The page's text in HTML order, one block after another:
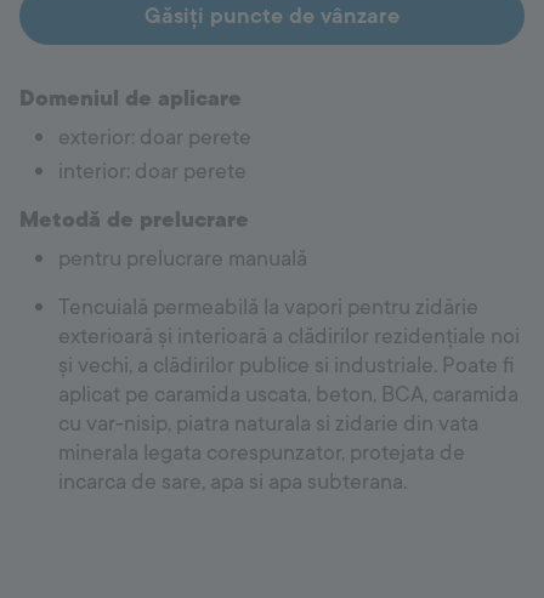
Găsiți puncte de vânzare
Domeniul de aplicare
exterior: doar perete
interior: doar perete
Metodă de prelucrare
pentru prelucrare manuală
Tencuială permeabilă la vapori pentru zidărie
exterioară și interioară a clădirilor rezidențiale noi
și vechi, a clădirilor publice si industriale. Poate fi
aplicat pe caramida uscata, beton, BCA, caramida
cu var-nisip, piatra naturala si zidarie din vata
minerala legata corespunzator, protejata de
incarca de sare, apa si apa subterana.